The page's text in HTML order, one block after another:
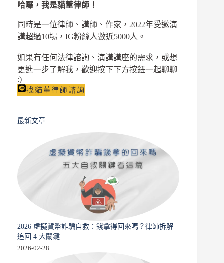
哈囉，我是貓董律師！
同時是一位律師、講師、作家，2022年受邀演
講超過10場，IG粉絲人數近5000人。
如果有任何法律諮詢、演講講座的需求，或想
更進一步了解我，歡迎按下下方按鈕一起聊聊
:)
找貓董律師諮詢
最新文章
2026 虛擬貨幣詐騙自救：錢拿得回來嗎？律師拆解
追回 4 大關鍵
2026-02-28